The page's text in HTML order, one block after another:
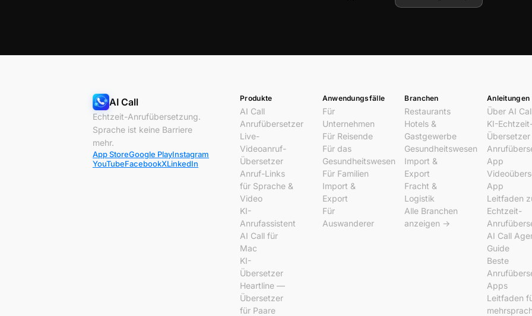
AI Call
Echtzeit-Anrufübersetzung.
Sprache ist keine Barriere
mehr.
App StoreGoogle PlayInstagram
YouTubeFacebookXLinkedIn
Produkte
AI Call
Anrufübersetzer
Live-
Videoanruf-
Übersetzer
Anruf-Links
für Sprache &
Video
KI-
Anrufassistent
AI Call für
Mac
KI-
Übersetzer
Heartline —
Übersetzer
für Paare
Anwendungsfälle
Für
Unternehmen
Für Reisende
Für das
Gesundheitswesen
Für Familien
Import &
Export
Für
Auswanderer
Branchen
Restaurants
Hotels &
Gastgewerbe
Gesundheitswesen
Import &
Export
Fracht &
Logistik
Alle Branchen
anzeigen →
Anleitungen
Über AI
KI-
Übersetzer
App
App
Leitfaden
Echtzeit-
AI Call
Guide
Beste
Apps
Leitfaden